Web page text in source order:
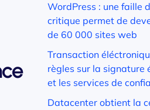
WordPress : une faille
critique permet de
de 60 000 sites web
Transaction
règles sur la signature
et les services de
Datacenter obtient la